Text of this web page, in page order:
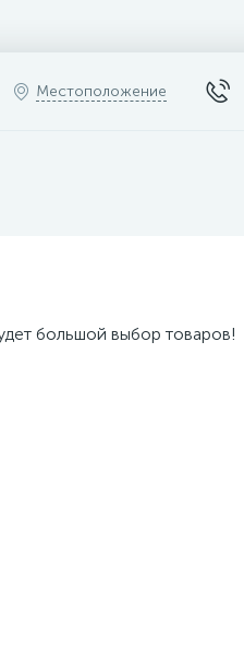
Местоположение
большой выбор товаров!